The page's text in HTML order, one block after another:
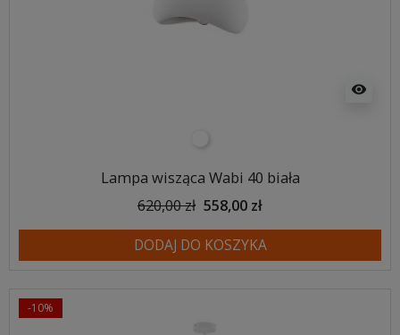
visibility
Lampa wisząca Wabi 40 biała
620,00 zł 558,00 zł
DODAJ DO KOSZYKA
-10%